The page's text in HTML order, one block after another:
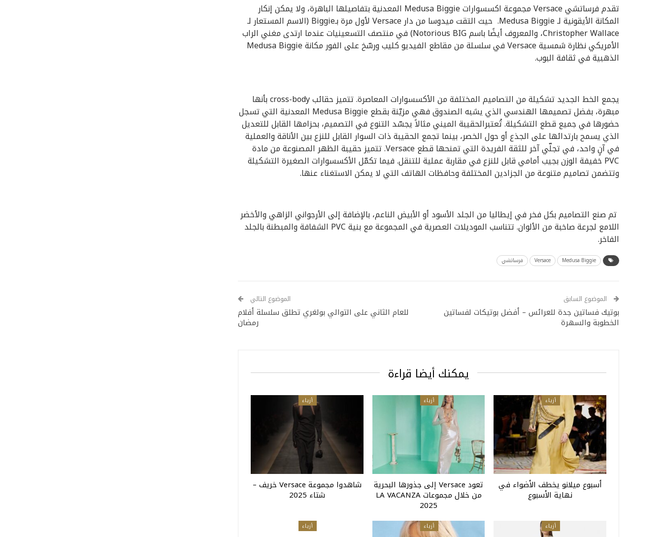
تقدم فرساتشي Versace مجموعة اكسسوارات Medusa Biggie المعدنية بتفاصيلها الباهرة، ولا يمكن إنكار
المكانة الأيقونية لـ Medusa Biggie. حيث التقت ميدوسا من دار Versace لأول مرة بـBiggie (الاسم المستعار لـ
Christopher Wallace، والمعروف أيضًا باسم Notorious BIG) في منتصف التسعينيات عندما ارتدى مغني الراب
الأمريكي نظارة شمسية Versace في سلسلة من مقاطع الفيديو كليب ورسّخ على الفور مكانة Medusa Biggie
الذهبية في ثقافة البوب.
يجمع الخط الجديد تشكيلة من التصاميم المختلفة من الأكسسوارات المعاصرة. تتميز حقائب cross-body بأنها
مبهرة، بفضل تصميمها الهندسي الذي يشبه الصندوق فهي مزيّنة بقطع Medusa Biggie المعدنية التي تسجل
حضورها في جميع قطع التشكيلة. تُعتبرالحقيبة الميني مثالاً يجسّد التنوع في التصميم، بحزامها القابل للتعديل
الذي يسمح بارتدائها على الجذع أو حول الخصر، بينما تجمع الحقيبة ذات السوار القابل للنزع بين الأناقة والعملية
في آنٍ واحد، في تجلّي آخر للثقة الفريدة التي تمنحها قطع Versace. تتميز حقيبة الظهر المصنوعة من مادة
PVC خفيفة الوزن بجيب أمامي قابل للنزع في مقاربة عملية للتنقل. فيما تكمّل الأكسسوارات الصغيرة التشكيلة
وتتضمن تصاميم متنوعة من الجزادين المختلفة وحافظات الهاتف التي لا يمكن الاستغناء عنها.
تم صنع التصاميم بكل فخر في إيطاليا من الجلد الأسود أو الأبيض الناعم، بالإضافة إلى الأرجواني الزاهي والأخضر
اللامع لجرعة صاخبة من الألوان. تتناسب الموديلات العصرية في المجموعة مع بنية PVC الشفافة والمبطنة بالجلد
الفاخر.
Medusa Biggie
Versace فرساتشي
الموضوع السابق
بوتيك فساتين جدة للعرائس – أفضل بوتيكات لفساتين
الخطوبة والسهرة
الموضوع التالي
للعام الثاني على التوالي بولغري تطلق سلسلة أفلام
رمضان
يمكنك أيضا قراءة
أزياء
أسبوع ميلانو يخطف الأضواء في
نهاية الأسبوع
أزياء
تعود Versace إلى جذورها البحرية
من خلال مجموعات LA VACANZA
2025
أزياء
شاهدوا مجموعة Versace خريف –
شتاء 2025
أزياء أزياء أزياء